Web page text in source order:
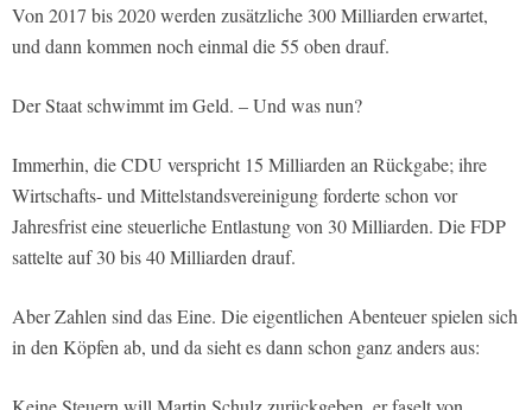
Von 2017 bis 2020 werden zusätzliche 300 Milliarden erwartet,
und dann kommen noch einmal die 55 oben drauf.
Der Staat schwimmt im Geld. – Und was nun?
Immerhin, die CDU verspricht 15 Milliarden an Rückgabe; ihre
Wirtschafts- und Mittelstandsvereinigung forderte schon vor
Jahresfrist eine steuerliche Entlastung von 30 Milliarden. Die FDP
sattelte auf 30 bis 40 Milliarden drauf.
Aber Zahlen sind das Eine. Die eigentlichen Abenteuer spielen sich
in den Köpfen ab, und da sieht es dann schon ganz anders aus: